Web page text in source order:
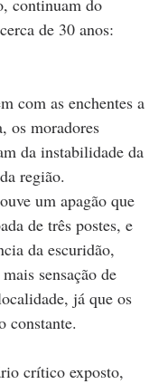
de 30 anos:
com as enchentes a
os moradores
da instabilidade da
região.
um apagão que
de três postes, e
da escuridão,
sensação de
já que os
constante.
crítico exposto,